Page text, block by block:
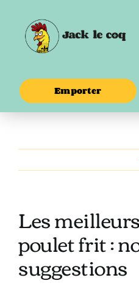
contenu
Emporter
Les
poulet frit :
suggestions